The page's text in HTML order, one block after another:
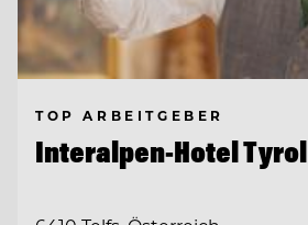
TOP ARBEITGEBER
Interalpen-Hotel Tyrol